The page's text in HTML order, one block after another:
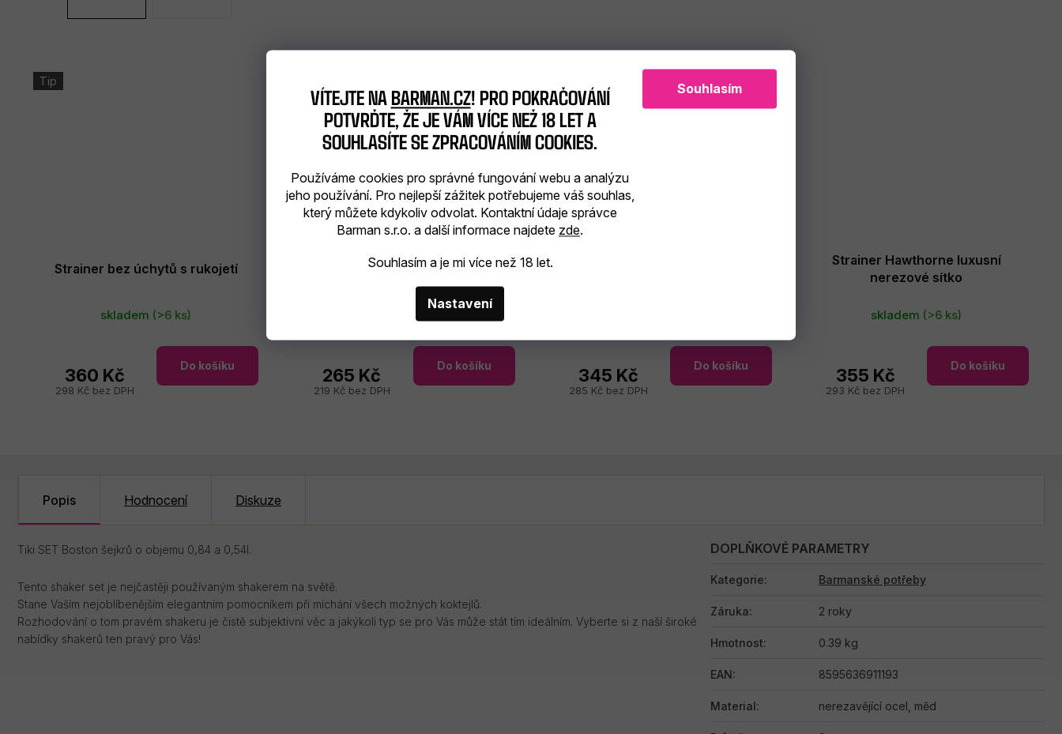
VÍTEJTE NABARMAN.CZ! PRO POKRAČOVÁNÍ
POTVRĎTE, ŽE JE VÁM VÍCE NEŽ 18 LET A
SOUHLASÍTE SE ZPRACOVÁNÍM COOKIES.
Používáme cookies pro správné fungování webu a analýzu
jeho používání. Pro nejlepší zážitek potřebujeme váš souhlas,
který můžete kdykoliv odvolat. Kontaktní údaje správce
Barman s.r.o. a další informace najdete zde.
Souhlasím a je mi více než 18 let.
Nastavení
Souhlasím
Tip
Strainer bez úchytů s rukojetí
skladem (>6 ks)
298 Kč bez DPH
360 Kč Do košíku
Shaker Boston Tin Tin nerezový
219 Kč bez DPH
265 Kč Do košíku
285 Kč bez DPH
345 Kč Do košíku
Strainer Hawthorne luxusní
nerezové sítko
skladem (>6 ks)
293 Kč bez DPH
355 Kč Do košíku
Popis Hodnocení Diskuze
Tiki SET Boston šejkrů o objemu 0,84 a 0,54l.
Tento shaker set je nejčastěji používaným shakerem na světě.
Stane Vaším nejoblíbenějším elegantním pomocníkem při míchání všech možných koktejlů.
Rozhodování o tom pravém shakeru je čistě subjektivní věc a jakýkoli typ se pro Vás může stát tím ideálním. Vyberte si z naší široké
nabídky shakerů ten pravý pro Vás!
DOPLŇKOVÉ PARAMETRY
Kategorie: Barmanské potřeby
Záruka: 2 roky
Hmotnost: 0.39 kg
EAN: 8595636911193
Material: nerezavějící ocel, měd